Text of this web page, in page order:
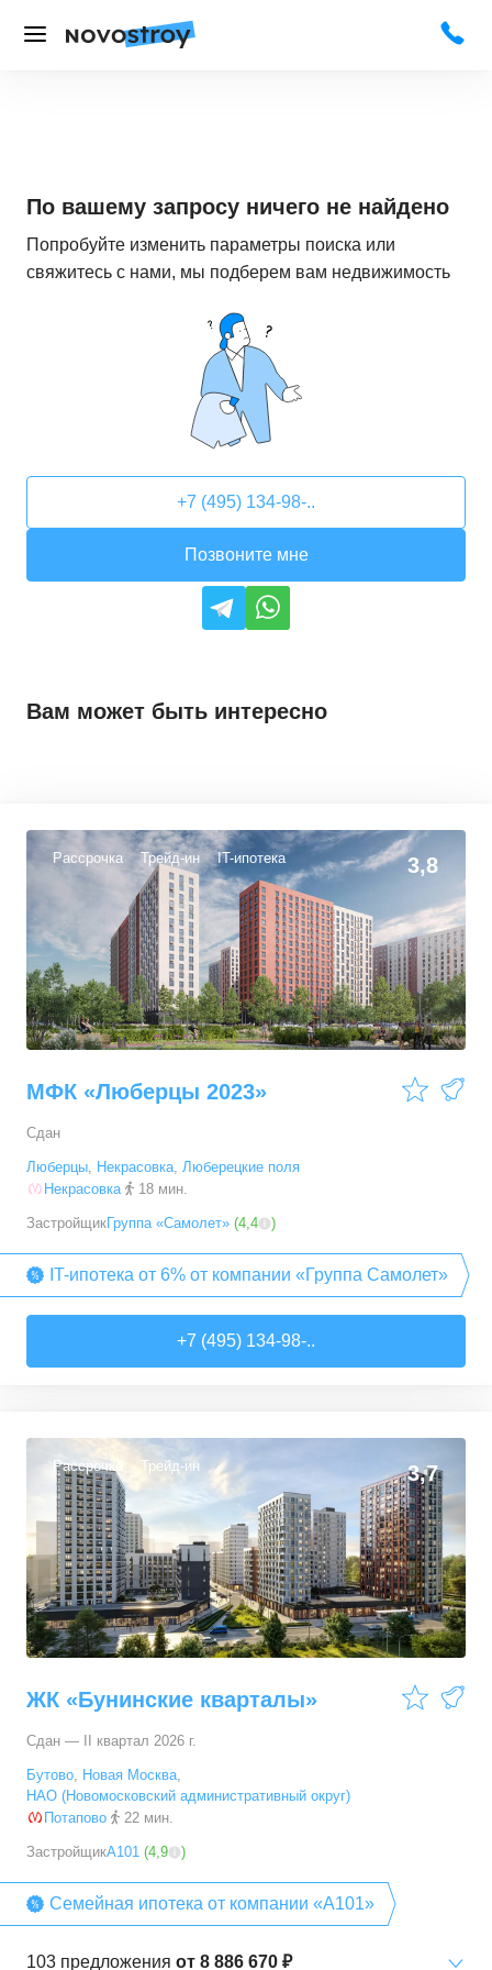
По вашему запросу ничего не найдено
Попробуйте изменить параметры поиска или
свяжитесь с нами, мы подберем вам недвижимость
+7 (495) 134-98-..
Позвоните мне
Вам может быть интересно
Рассрочка Трейд-ин IT-ипотека 3,8
МФК «Люберцы 2023»
Сдан
Люберцы, Некрасовка, Люберецкие поля
Некрасовка
18 мин.
ЗастройщикГруппа «Самолет» (4,4 )
IT-ипотека от 6% от компании «Группа Самолет»
+7 (495) 134-98-..
Рассрочка Трейд-ин 3,7
ЖК «Бунинские кварталы»
Сдан — II квартал 2026 г.
Бутово, Новая Москва,
НАО (Новомосковский административный округ)
Потапово
22 мин.
ЗастройщикА101 (4,9 )
Семейная ипотека от компании «А101»
103 предложения от 8 886 670 ₽